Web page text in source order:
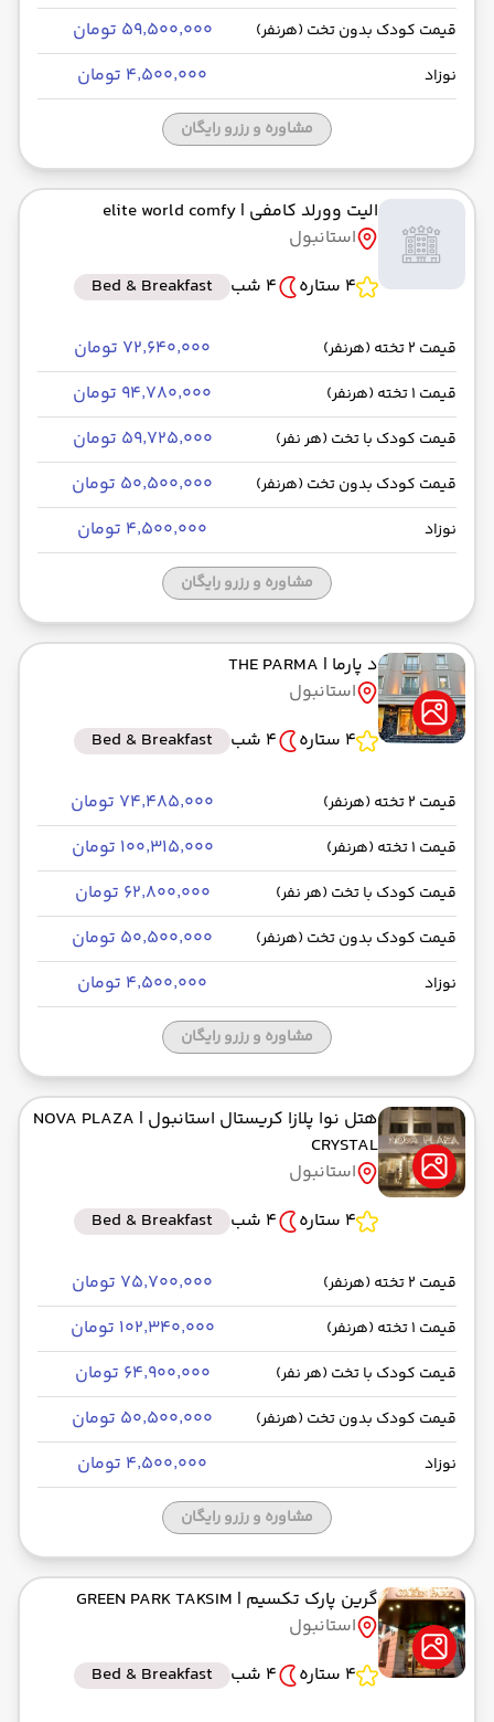
قیمت کودک بدون تخت (هرنفر) ۵۹٬۵۰۰٬۰۰۰ تومان
نوزاد ۴٬۵۰۰٬۰۰۰ تومان
مشاوره و رزرو رایگان
الیت وورلد کامفی | elite world comfy
استانبول
4 ستاره
4 شب Bed & Breakfast
قیمت 2 تخته (هرنفر) ۷۲٬۶۴۰٬۰۰۰ تومان
قیمت 1 تخته (هرنفر) ۹۴٬۷۸۰٬۰۰۰ تومان
قیمت کودک با تخت (هر نفر) ۵۹٬۷۲۵٬۰۰۰ تومان
قیمت کودک بدون تخت (هرنفر) ۵۰٬۵۰۰٬۰۰۰ تومان
نوزاد ۴٬۵۰۰٬۰۰۰ تومان
مشاوره و رزرو رایگان
د پارما | THE PARMA
استانبول
4 ستاره
4 شب Bed & Breakfast
قیمت 2 تخته (هرنفر) ۷۴٬۴۸۵٬۰۰۰ تومان
قیمت 1 تخته (هرنفر) ۱۰۰٬۳۱۵٬۰۰۰ تومان
قیمت کودک با تخت (هر نفر) ۶۲٬۸۰۰٬۰۰۰ تومان
قیمت کودک بدون تخت (هرنفر) ۵۰٬۵۰۰٬۰۰۰ تومان
نوزاد ۴٬۵۰۰٬۰۰۰ تومان
مشاوره و رزرو رایگان
هتل نوا پلازا کریستال استانبول | NOVA PLAZA
CRYSTAL
استانبول
4 ستاره
4 شب Bed & Breakfast
قیمت 2 تخته (هرنفر) ۷۵٬۷۰۰٬۰۰۰ تومان
قیمت 1 تخته (هرنفر) ۱۰۲٬۳۴۰٬۰۰۰ تومان
قیمت کودک با تخت (هر نفر) ۶۴٬۹۰۰٬۰۰۰ تومان
قیمت کودک بدون تخت (هرنفر) ۵۰٬۵۰۰٬۰۰۰ تومان
نوزاد ۴٬۵۰۰٬۰۰۰ تومان
مشاوره و رزرو رایگان
گرین پارک تکسیم | GREEN PARK TAKSIM
استانبول
4 ستاره
4 شب Bed & Breakfast